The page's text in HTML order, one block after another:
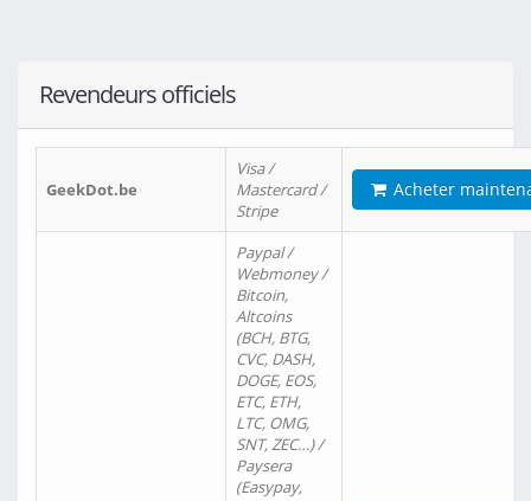
Revendeurs officiels
GeekDot.be
Visa /
Mastercard /
Stripe
Acheter
Paypal /
Webmoney /
Bitcoin,
Altcoins
(BCH, BTG,
CVC, DASH,
DOGE, EOS,
ETC, ETH,
LTC, OMG,
SNT, ZEC…) /
Paysera
(Easypay,